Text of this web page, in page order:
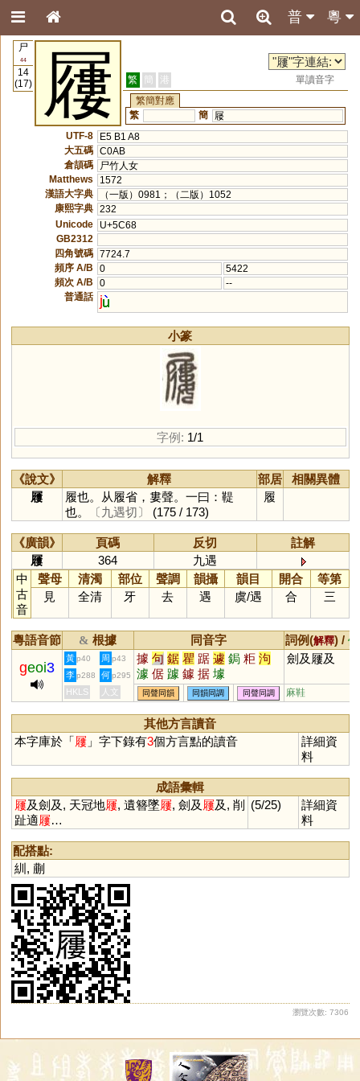
粵
普
尸
44
14
(17)
屨 繁 簡 港
單讀音字
繁簡對應
繁
簡
屦
UTF-8
E5 B1 A8
大五碼 C0AB
倉頡碼
尸竹人女
Matthews
1572
漢語大字典
（一版）0981；（二版）1052
康熙字典 232
Unicode
U+5C68
GB2312
四角號碼 7724.7
頻序 A/B
0
5422
頻次 A/B
0
--
普通話
j
小篆
字例: 1/1
《說文》 解釋 部居
相關異體
屨
履也。从履省，婁聲。一曰：鞮
也。
〔九遇切〕 (175 / 173)
履
《廣韻》 頁碼 反切
註解
屨
364
九遇
中
古
音
聲母 清濁 部位 聲調 韻攝 韻目 開合
等第
見
全清 牙 去 遇 虞/遇 合 三
粵語音節 & 根據 同音字 詞例(解釋) /
geoi3
黃 p40 周 p43 據 句 鋸 瞿 踞 遽 鋦 粔 泃
澽 倨 躆 鐻 据 壉
劍及屨及
李 p288 何 p295
HKLS 人文 同聲同韻 同韻同調 同聲同調 麻鞋
其他方言讀音
本字庫於「屨」字下錄有3個方言點的讀音
詳細資
料
成語彙輯
屨及劍及, 天冠地屨, 遺簪墜屨, 劍及 屨及, 削
趾適屨…
(5/25)
詳細資
料
配搭點:
紃 , 蒯
瀏覽次數: 7306